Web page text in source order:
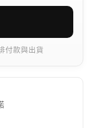
付款與出貨